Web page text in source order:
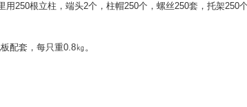
250根立柱，端头2个，柱帽250个，螺丝250套，托架250
套，每只重0.8㎏。